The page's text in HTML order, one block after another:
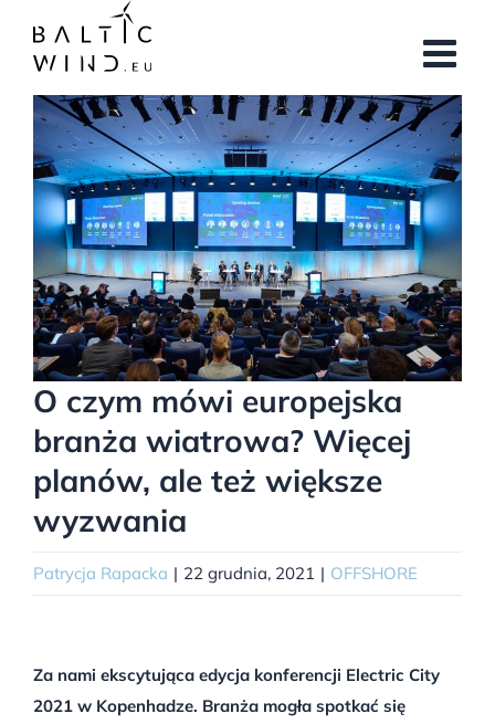
zawartości
Pokaż
większy
obrazek
O czym mówi europejska
branża wiatrowa? Więcej
planów, ale też większe
wyzwania
Patrycja Rapacka | 22 grudnia, 2021 | OFFSHORE
Za nami ekscytująca edycja konferencji Electric City
2021 w Kopenhadze. Branża mogła spotkać się